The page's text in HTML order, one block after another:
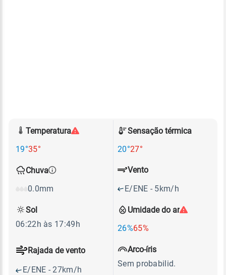
Temperatura
19°35°
Sensação térmica
20°27°
Chuva
0.0mm
Umidade do ar
26%65%
Vento
E/ENE - 5km/h
Rajada de vento
E/ENE - 27km/h
Sol
06:22h às 17:49h
Arco-íris
Sem probabilid.